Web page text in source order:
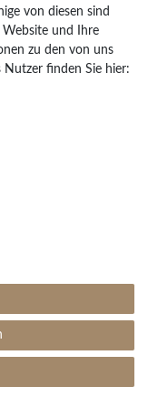
| Realisation
von diesen sind
Website und Ihre
zu den von uns
Nutzer finden Sie hier:
ⓘ